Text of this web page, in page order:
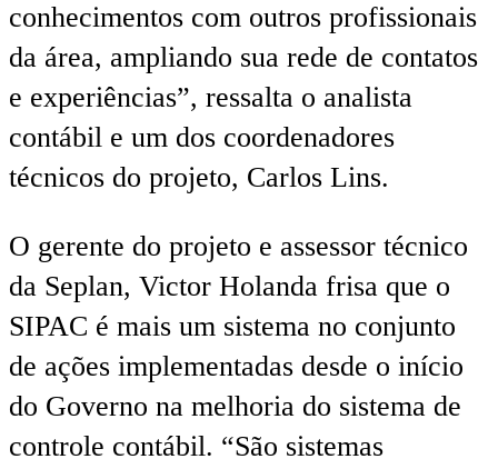
conhecimentos com outros profissionais
da área, ampliando sua rede de contatos
e experiências”, ressalta o analista
contábil e um dos coordenadores
técnicos do projeto, Carlos Lins.
O gerente do projeto e assessor técnico
da Seplan, Victor Holanda frisa que o
SIPAC é mais um sistema no conjunto
de ações implementadas desde o início
do Governo na melhoria do sistema de
controle contábil. “São sistemas